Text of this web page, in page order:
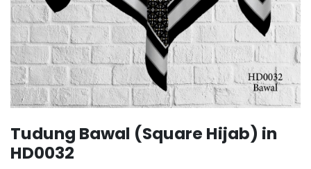
Tudung Bawal (Square Hijab) in
HD0032